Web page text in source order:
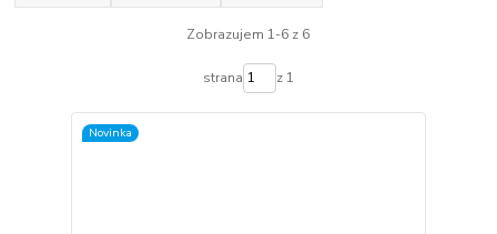
Zobrazujem 1-6 z 6
strana z 1
Novinka